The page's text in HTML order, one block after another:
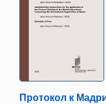
Протокол к